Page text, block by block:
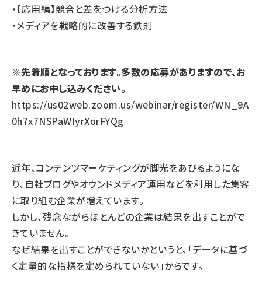
・【応用編】競合と差をつける分析方法
・メディアを戦略的に改善する鉄則
※先着順となっております。多数の応募がありますので、お
早めにお申し込みください。
https://us02web.zoom.us/webinar/register/WN_9A
0h7x7NSPaWIyrXorFYQg
近年、コンテンツマーケティングが脚光をあびるようにな
り、自社ブログやオウンドメディア運用などを利用した集客
に取り組む企業が増えています。
しかし、残念ながらほとんどの企業は結果を出すことがで
きていません。
なぜ結果を出すことができないかというと、「データに基づ
く定量的な指標を定められていない」からです。